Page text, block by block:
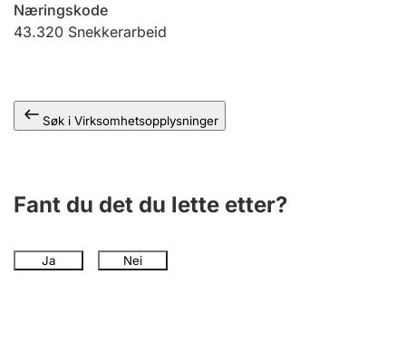
Næringskode
43.320 Snekkerarbeid
Søk i Virksomhetsopplysninger
Fant du det du lette etter?
Ja Nei